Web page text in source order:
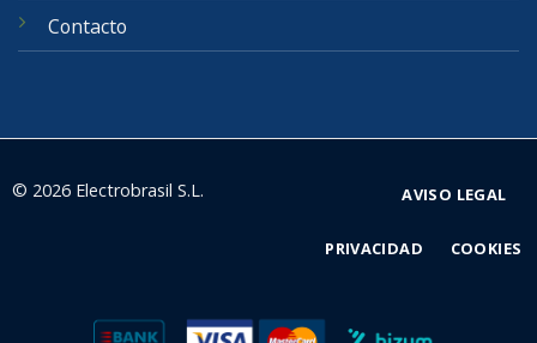
Contacto
© 2026 Electrobrasil S.L. AVISO LEGAL
PRIVACIDAD COOKIES